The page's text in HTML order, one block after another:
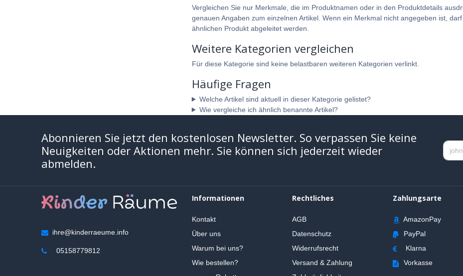
Vergleichen Sie nur Merkmale, die im Produktnamen oder in den Produktdetails
genauen Angaben zum einzelnen Artikel. Wenn ein Merkmal nicht angegeben ist,
ähnlichen Produkt abgeleitet werden.
Weitere Kategorien vergleichen
Für diese Kategorie sind keine belastbaren weiteren Kategorien verlinkt.
Häufige Fragen
Welche Artikel sind aktuell in dieser Kategorie gelistet?
Wie vergleiche ich ähnlich benannte Artikel?
Abonnieren Sie jetzt den kostenlosen Newsletter. So verpassen Sie keine
Neuigkeiten oder Aktionen mehr. Sie können sich jederzeit wieder
abmelden.
ihre@kinderraeume.info
05158779812
Informationen
Kontakt
Über uns
Warum bei uns?
Wie bestellen?
Rechtliches
AGB
Datenschutz
Widerrufsrecht
Versand & Zahlung
Zahlungsarte
AmazonPay
PayPal
Klarna
Vorkasse